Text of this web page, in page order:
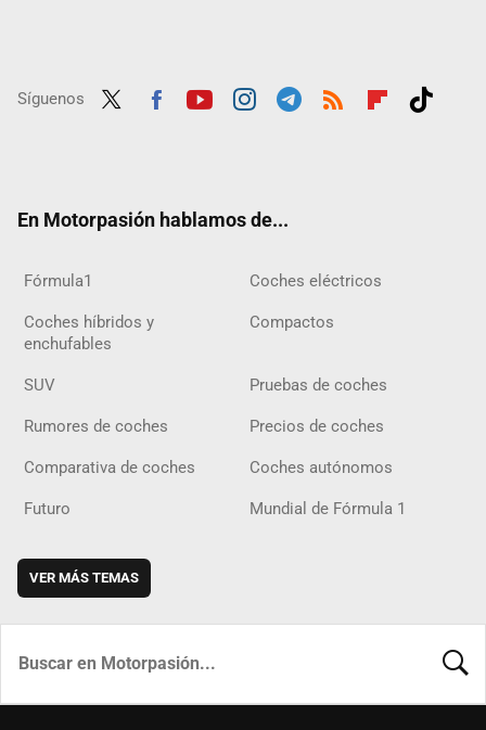
Síguenos
En Motorpasión hablamos de...
Fórmula1 Coches eléctricos
Coches híbridos y
enchufables
Compactos
SUV Pruebas de coches
Rumores de coches Precios de coches
Comparativa de coches Coches autónomos
Futuro Mundial de Fórmula 1
VER MÁS TEMAS